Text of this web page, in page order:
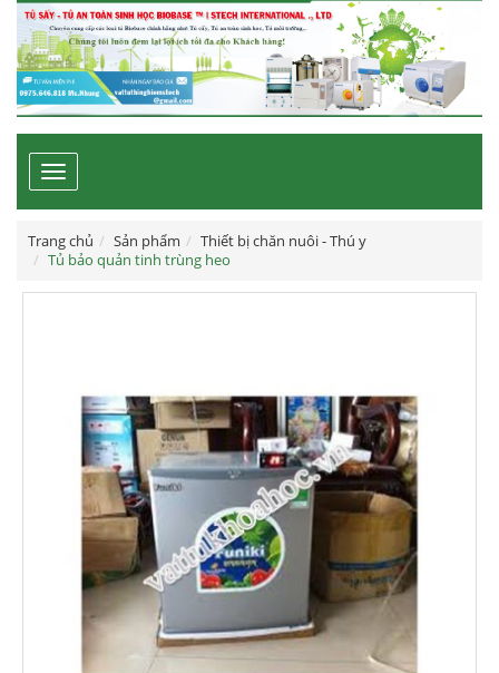
Toggle
navigation
Trang chủ Sản phẩm
Thiết bị chăn nuôi - Thú y
Tủ bảo quản tinh trùng heo